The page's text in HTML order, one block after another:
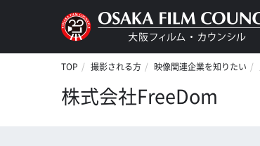
TOP 撮影される方 映像関連企業を知りたい
株式会社FreeDom